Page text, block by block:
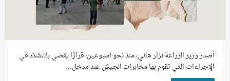
أصدر وزير الزراعة نزار هاني، منذ نحو أسبوعين، قرارًا يقضي بالتشدّد في
الإجراءات التي تقوم بها مخابرات الجيش عند مدخل…